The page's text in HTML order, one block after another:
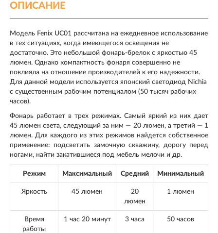
ОПИСАНИЕ
Модель Fenix UC01 рассчитана на ежедневное использование
в тех ситуациях, когда имеющегося освещения не
достаточно. Это небольшой фонарь-брелок с яркостью 45
люмен. Однако компактность фонаря совершенно не
повлияла на отношение производителей к его надежности.
Для данной модели используется японский светодиод Nichia
с существенным рабочим потенциалом (50 тысяч рабочих
часов).
Фонарь работает в трех режимах. Самый яркий из них дает
45 люмен света, следующий за ним — 20 люмен, а третий — 1
люмен. Для каждого из этих режимов найдется собственное
применение: подсветить замочную скважину, дорогу перед
ногами, найти закатившиеся под мебель мелочи и др.
Режим Максимальный Средний Минимальный
Яркость 45 люмен
20
люмен
1 люмен
Время
работы
1 час 20 минут 3 часа 50 часов